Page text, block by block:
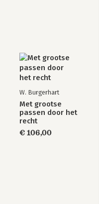
W. Burgerhart
Met grootse
passen door het
recht
€ 106,00